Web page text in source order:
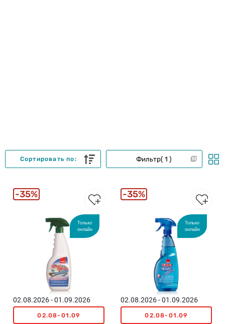
Фильтр 1
Сортировать по:
Только
онлайн
02.08.2026 - 01.09.2026
02.08-01.09
35%
Только
онлайн
02.08.2026 - 01.09.2026
02.08-01.09
35%